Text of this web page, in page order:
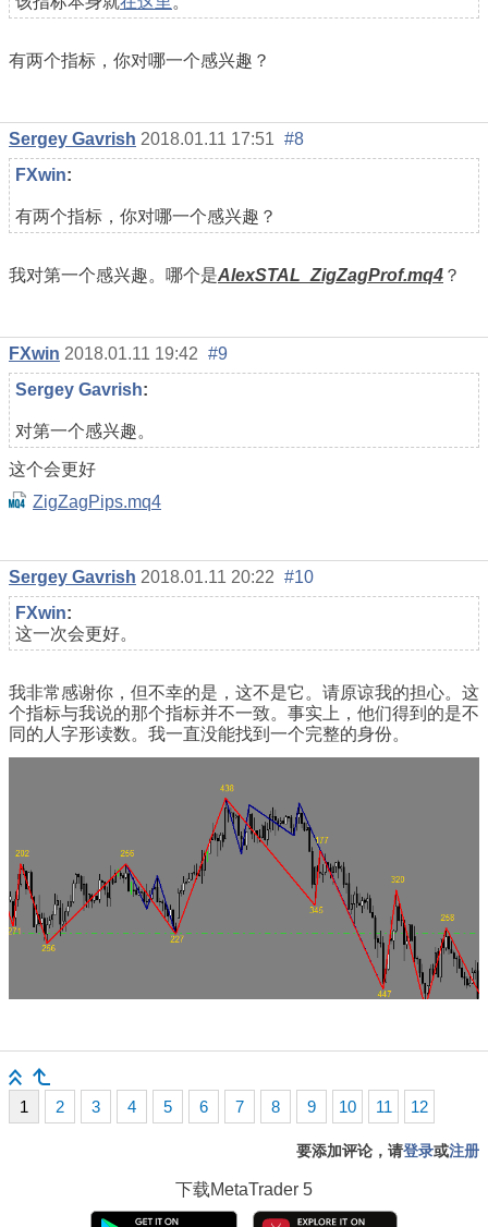
有两个指标，你对哪一个感兴趣？
Sergey Gavrish 2018.01.11 17:51 #8
FXwin:
有两个指标，你对哪一个感兴趣？
我对第一个感兴趣。哪个是AlexSTAL_ZigZagProf.mq4 ？
FXwin 2018.01.11 19:42 #9
Sergey Gavrish:
对第一个感兴趣。
这个会更好
ZigZagPips.mq4
Sergey Gavrish 2018.01.11 20:22 #10
FXwin:
这一次会更好。
我非常感谢你，但不幸的是，这不是它。请原谅我的担心。这
个指标与我说的那个指标并不一致。事实上，他们得到的是不
同的人字形读数。我一直没能找到一个完整的身份。
1 2 3 4 5 6 7 8 9 10 11 12
要添加评论，请登录或注册
下载MetaTrader 5